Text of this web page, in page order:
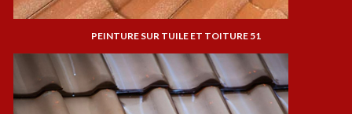
PEINTURE SUR TUILE ET TOITURE 51